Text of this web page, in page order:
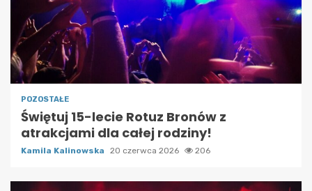
POZOSTAŁE
Świętuj 15-lecie Rotuz Bronów z
atrakcjami dla całej rodziny!
Kamila Kalinowska 20 czerwca 2026 206